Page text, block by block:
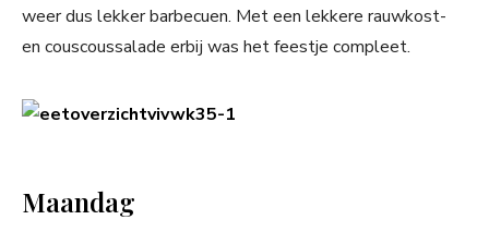
weer dus lekker barbecuen. Met een lekkere rauwkost-
en couscoussalade erbij was het feestje compleet.
Maandag